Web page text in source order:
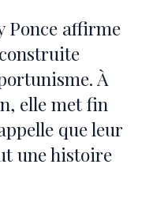
Ponce affirme
À
elle met fin
que leur
une histoire